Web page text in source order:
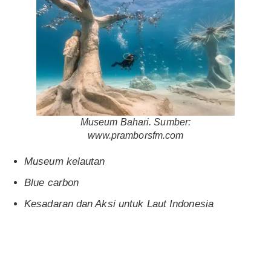
Museum Bahari. Sumber:
www.pramborsfm.com
Museum kelautan
Blue carbon
Kesadaran dan Aksi untuk Laut Indonesia